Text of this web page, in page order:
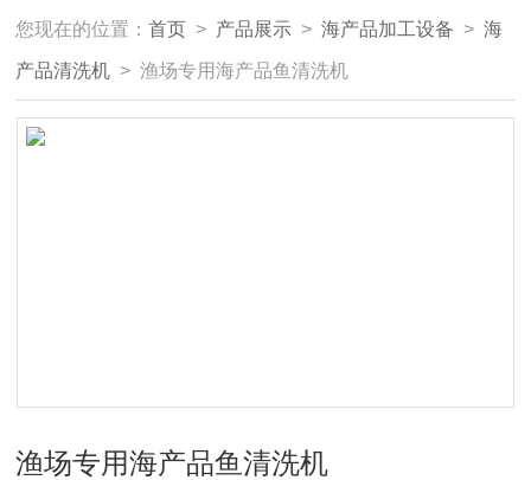
您现在的位置：首页 > 产品展示 >海产品加工设备 >海
产品清洗机 > 渔场专用海产品鱼清洗机
渔场专用海产品鱼清洗机